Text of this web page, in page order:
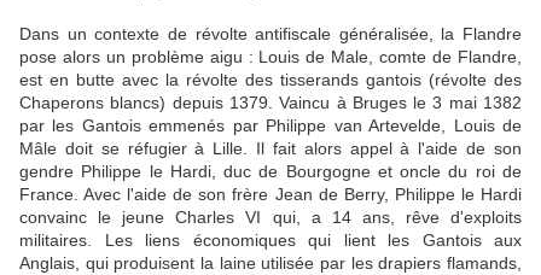
Dans un contexte de révolte antifiscale généralisée, la Flandre
pose alors un problème aigu : Louis de Male, comte de Flandre,
est en butte avec la révolte des tisserands gantois (révolte des
Chaperons blancs) depuis 1379. Vaincu à Bruges le 3 mai 1382
par les Gantois emmenés par Philippe van Artevelde, Louis de
Mâle doit se réfugier à Lille. Il fait alors appel à l'aide de son
gendre Philippe le Hardi, duc de Bourgogne et oncle du roi de
France. Avec l'aide de son frère Jean de Berry, Philippe le Hardi
convainc le jeune Charles VI qui, a 14 ans, rêve d'exploits
militaires. Les liens économiques qui lient les Gantois aux
Anglais, qui produisent la laine utilisée par les drapiers flamands,